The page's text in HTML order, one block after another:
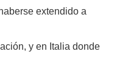
extendido a
y en Italia donde